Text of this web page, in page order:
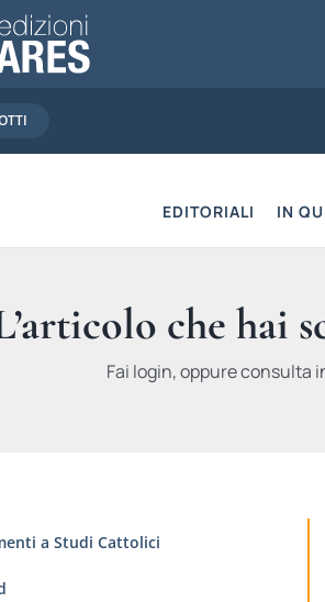
EDITORIALI IN
che hai
Fai login, oppure consulta
a Studi Cattolici